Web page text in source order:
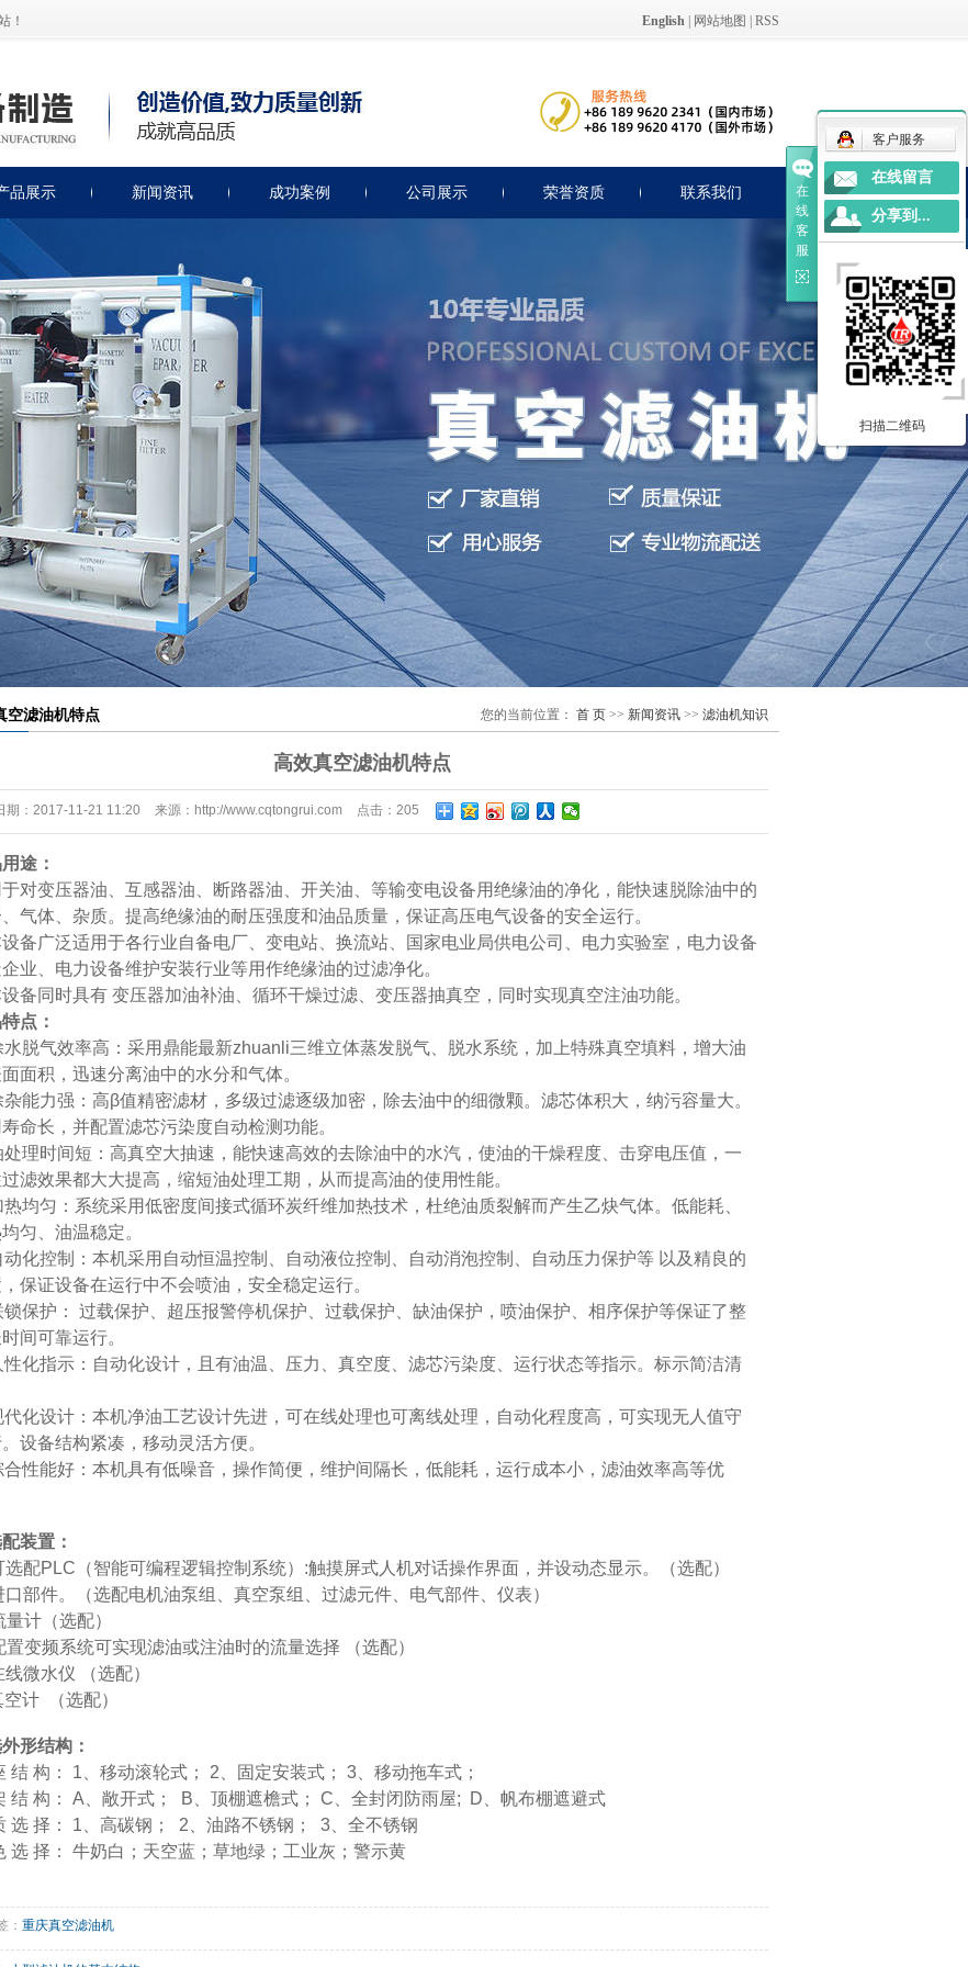
！ English 网站地图 RSS
品展示
油滤油机
油滤油机
油滤油机
类滤油机
式滤油机
类滤油机
油测试仪
芯滤纸滤布
液位控制器
新闻资讯
滤油机知识
滤油机保养
成功案例 公司展示 荣誉资质 联系我们
空滤油机特点 您的当前位置： 首 页 >> 新闻资讯 >> 滤油机知识
高效真空滤油机特点
期： 2017-11-21 11:20 来源： http://www.cqtongrui.com 点击： 205
途：
对变压器油、互感器油、断路器油、开关油、等输变电设备用绝缘油的净化，能快速脱除油中的
气体、杂质。提高绝缘油的耐压强度和油品质量，保证高压电气设备的安全运行。
备广泛适用于各行业自备电厂、变电站、换流站、国家电业局供电公司、电力实验室，电力设备
业、电力设备维护安装行业等用作绝缘油的过滤净化。
备同时具有 变压器加油补油、循环干燥过滤、变压器抽真空，同时实现真空注油功能。
点：
水脱气效率高：采用鼎能最新zhuanli三维立体蒸发脱气、脱水系统，加上特殊真空填料，增大油
面积，迅速分离油中的水分和气体。
杂能力强：高β值精密滤材，多级过滤逐级加密，除去油中的细微颗。滤芯体积大，纳污容量大。
命长，并配置滤芯污染度自动检测功能。
处理时间短：高真空大抽速，能快速高效的去除油中的水汽，使油的干燥程度、击穿电压值，一
滤效果都大大提高，缩短油处理工期，从而提高油的使用性能。
热均匀：系统采用低密度间接式循环炭纤维加热技术，杜绝油质裂解而产生乙炔气体。低能耗、
匀、油温稳定。
动化控制：本机采用自动恒温控制、自动液位控制、自动消泡控制、自动压力保护等 以及精良的
保证设备在运行中不会喷油，安全稳定运行。
锁保护： 过载保护、超压报警停机保护、过载保护、缺油保护，喷油保护、相序保护等保证了整
间可靠运行。
性化指示：自动化设计，且有油温、压力、真空度、滤芯污染度、运行状态等指示。标示简洁清
代化设计：本机净油工艺设计先进，可在线处理也可离线处理，自动化程度高，可实现无人值守
设备结构紧凑，移动灵活方便。
合性能好：本机具有低噪音，操作简便，维护间隔长，低能耗，运行成本小，滤油效率高等优
装置：
配PLC（智能可编程逻辑控制系统）:触摸屏式人机对话操作界面，并设动态显示。（选配）
部件。（选配电机油泵组、真空泵组、过滤元件、电气部件、仪表）
计（选配）
置变频系统可实现滤油或注油时的流量选择 （选配）
微水仪 （选配）
计 （选配）
形结构：
结 构： 1、移动滚轮式； 2、固定安装式； 3、移动拖车式；
结 构： A、敞开式； B、顶棚遮檐式； C、全封闭防雨屋; D、帆布棚遮避式
选 择： 1、高碳钢； 2、油路不锈钢； 3、全不锈钢
选 择： 牛奶白；天空蓝；草地绿；工业灰；警示黄
： 重庆真空滤油机
在
线
客
服
客户服务
在线留言
分享到...
扫描二维码